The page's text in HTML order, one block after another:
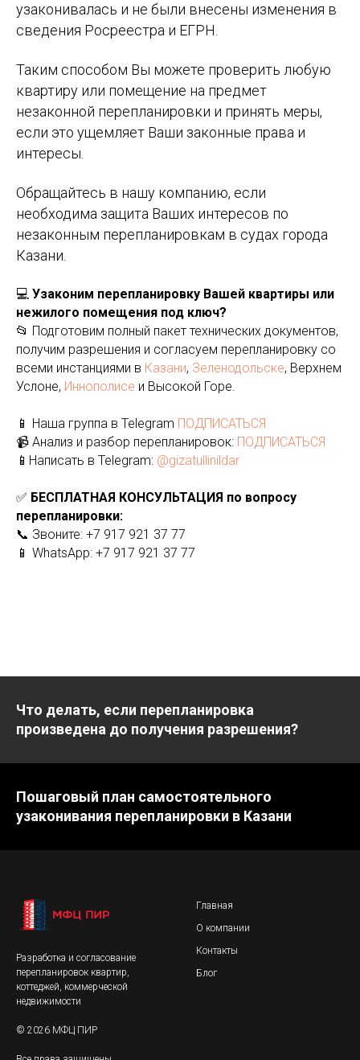
узаконивалась и не были внесены изменения в
сведения Росреестра и ЕГРН.
Таким способом Вы можете проверить любую
квартиру или помещение на предмет
незаконной перепланировки и принять меры,
если это ущемляет Ваши законные права и
интересы.
Обращайтесь в нашу компанию, если
необходима защита Ваших интересов по
незаконным перепланировкам в судах города
Казани.
💻 Узаконим перепланировку Вашей квартиры или
нежилого помещения под ключ?
📂 Подготовим полный пакет технических документов,
получим разрешения и согласуем перепланировку со
всеми инстанциями в Казани, Зеленодольске, Верхнем
Услоне, Иннополисе и Высокой Горе.
📱 Наша группа в Telegram ПОДПИСАТЬСЯ
📹 Анализ и разбор перепланировок: ПОДПИСАТЬСЯ
📱Написать в Telegram: @gizatullinildar
✅ БЕСПЛАТНАЯ КОНСУЛЬТАЦИЯ по вопросу
перепланировки:
📞 Звоните: +7 917 921 37 77
📱 WhatsApp: +7 917 921 37 77
Что делать, если перепланировка
произведена до получения разрешения?
Пошаговый план самостоятельного
узаконивания перепланировки в Казани
Разработка и согласование
перепланировок квартир,
коттеджей, коммерческой
недвижимости
© 2026 МФЦ ПИР
Главная
О компании
Контакты
Блог